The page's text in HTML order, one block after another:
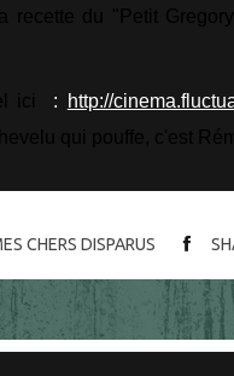
:
http://
CHERS DISPARUS